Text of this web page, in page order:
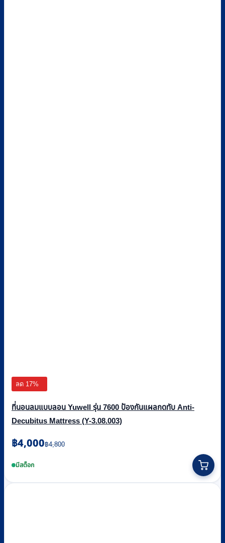
ลด 17%
ที่นอนลมแบบลอน Yuwell รุ่น 7600 ป้องกันแผลกดทับ Anti-
Decubitus Mattress (Y-3.08.003)
฿4,800
Original
price
was:
฿4,000
Current
price
is:มีสต็อก